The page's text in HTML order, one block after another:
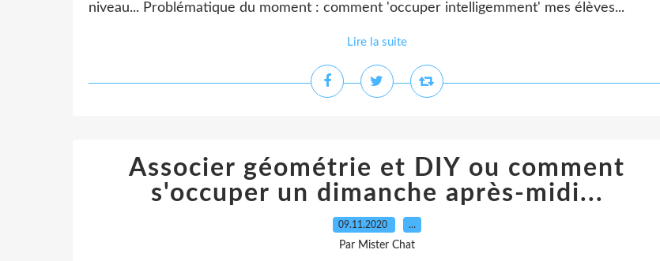
niveau... Problématique du moment : comment 'occuper intelligemment' mes élèves...
Lire la suite
Associer géométrie et DIY ou comment
s'occuper un dimanche après-midi...
09.11.2020 …
Par Mister Chat